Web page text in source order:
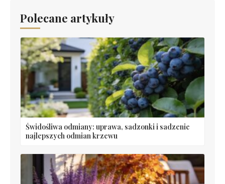
Polecane artykuły
Świdośliwa odmiany: uprawa, sadzonki i sadzenie
najlepszych odmian krzewu